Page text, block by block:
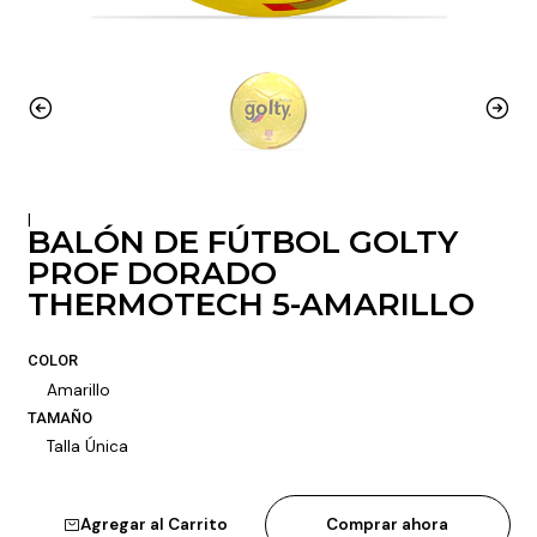
|
BALÓN DE FÚTBOL GOLTY
PROF DORADO
THERMOTECH 5-AMARILLO
COLOR
Amarillo
TAMAÑO
Talla Única
Agregar al Carrito Comprar ahora